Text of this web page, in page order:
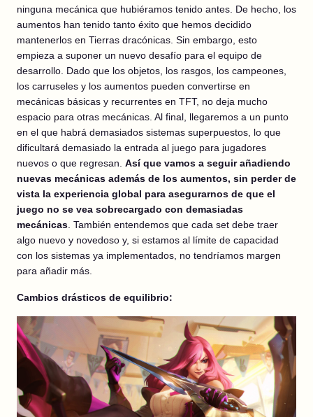
ninguna mecánica que hubiéramos tenido antes. De hecho, los
aumentos han tenido tanto éxito que hemos decidido
mantenerlos en Tierras dracónicas. Sin embargo, esto
empieza a suponer un nuevo desafío para el equipo de
desarrollo. Dado que los objetos, los rasgos, los campeones,
los carruseles y los aumentos pueden convertirse en
mecánicas básicas y recurrentes en TFT, no deja mucho
espacio para otras mecánicas. Al final, llegaremos a un punto
en el que habrá demasiados sistemas superpuestos, lo que
dificultará demasiado la entrada al juego para jugadores
nuevos o que regresan. Así que vamos a seguir añadiendo
nuevas mecánicas además de los aumentos, sin perder de
vista la experiencia global para asegurarnos de que el
juego no se vea sobrecargado con demasiadas
mecánicas . También entendemos que cada set debe traer
algo nuevo y novedoso y, si estamos al límite de capacidad
con los sistemas ya implementados, no tendríamos margen
para añadir más.
Cambios drásticos de equilibrio: